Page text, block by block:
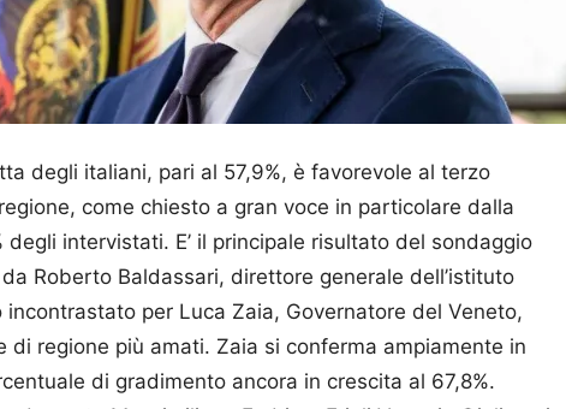
degli italiani, pari al 57,9%, è favorevole al terzo
come chiesto a gran voce in particolare dalla
degli intervistati. E’ il principale risultato del sondaggio
Roberto Baldassari, direttore generale dell’istituto
incontrastato per Luca Zaia, Governatore del Veneto,
di regione più amati. Zaia si conferma ampiamente in
di gradimento ancora in crescita al 67,8%.